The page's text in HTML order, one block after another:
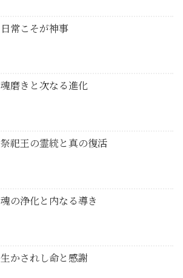
日常こそが神事
魂磨きと次なる進化
祭祀王の霊統と真の復活
魂の浄化と内なる導き
生かされし命と感謝